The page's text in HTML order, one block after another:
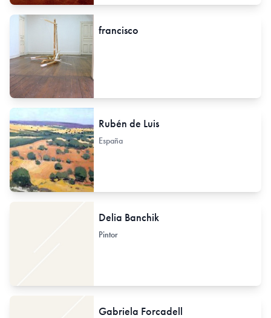
francisco
Rubén de Luis
España
Delia Banchik
Pintor
Gabriela Forcadell